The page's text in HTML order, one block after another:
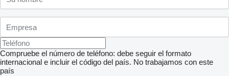
Compruebe el número de teléfono: debe seguir el formato
internacional e incluir el código del país. No trabajamos con este
país